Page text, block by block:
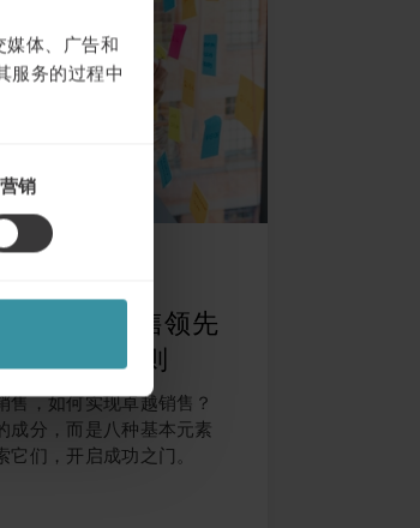
媒体、广告和
服务的过程中
营销
—— 全球销售领先
握的八个原则
售，如何实现卓越销售？
成分，而是八种基本元素
它们，开启成功之门。